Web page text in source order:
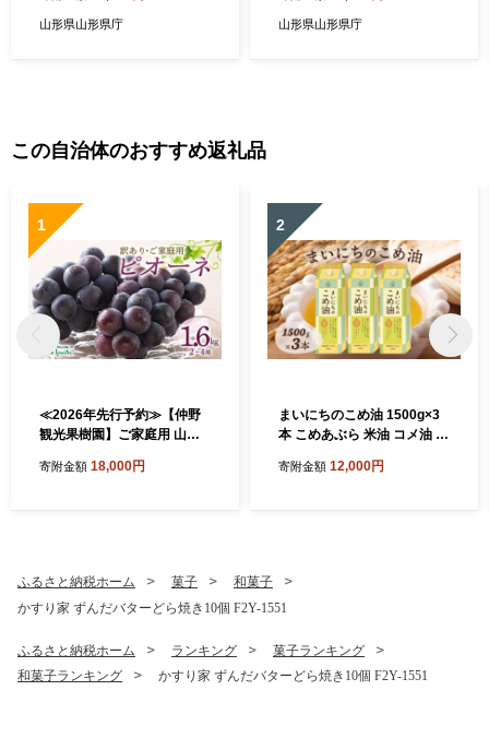
山形県山形県庁 山形県山形県庁
この自治体のおすすめ返礼品
1
≪2026年先行予約≫【仲野
観光果樹園】ご家庭用 山形
種無し ぶどう 2026年8月下
寄附金額 18,000円
2
まいにちのこめ油 1500g×3
本 こめあぶら 米油 コメ油 揚
用油 食用オイル 調理油 油 食
寄附金額 12,000円
ふるさと納税ホーム 菓子
和菓子
かすり家 ずんだバターどら焼き10個 F2Y-1551
ふるさと納税ホーム ランキング
菓子ランキング
和菓子ランキング
かすり家 ずんだバターどら焼き10個 F2Y-1551